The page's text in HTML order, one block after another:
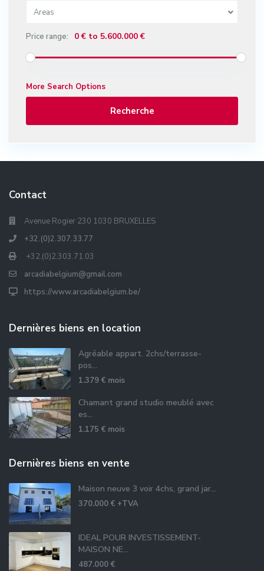
Areas
Price range: 0 € to 5.600.000 €
More Search Options
Recherche
Contact
Avenue Rogier 230 1030 BRUXELLES
+32.(0)2.307.33.77
+32.(0)2.303.71.03
arcadiabelgium@gmail.com
https://www.arcadiabelgium.be/
Dernières biens en location
Agréable appart. 2chs/terrasse-
pos...
1.379 € mois
Chamant grand studio meublé avec
es...
1.175 € mois
Dernières biens en vente
Maison neuve 3 voir 4chs, grand jar...
370.000 € +TVA
IDEAL POUR INVESTISSEMENT-
MAISON NE...
487.000 €